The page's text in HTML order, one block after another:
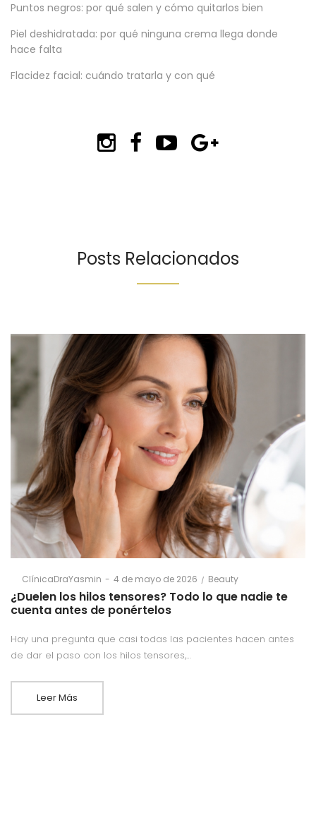
Puntos negros: por qué salen y cómo quitarlos bien
Piel deshidratada: por qué ninguna crema llega donde
hace falta
Flacidez facial: cuándo tratarla y con qué
Posts Relacionados
ClínicaDraYasmin
Posted
on
4 de mayo de 2026
Posted
in
Beauty
¿Duelen los hilos tensores? Todo lo que nadie te
cuenta antes de ponértelos
Hay una pregunta que casi todas las pacientes hacen antes
de dar el paso con los hilos tensores,…
Leer Más